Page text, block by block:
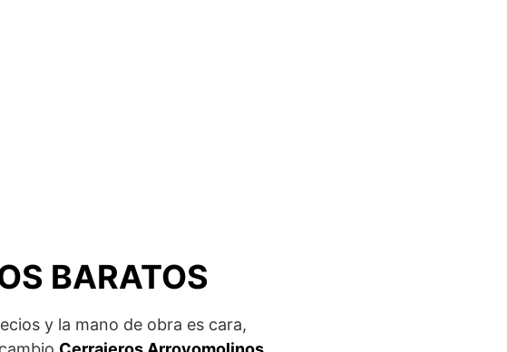
BARATOS
y la mano de obra es cara,